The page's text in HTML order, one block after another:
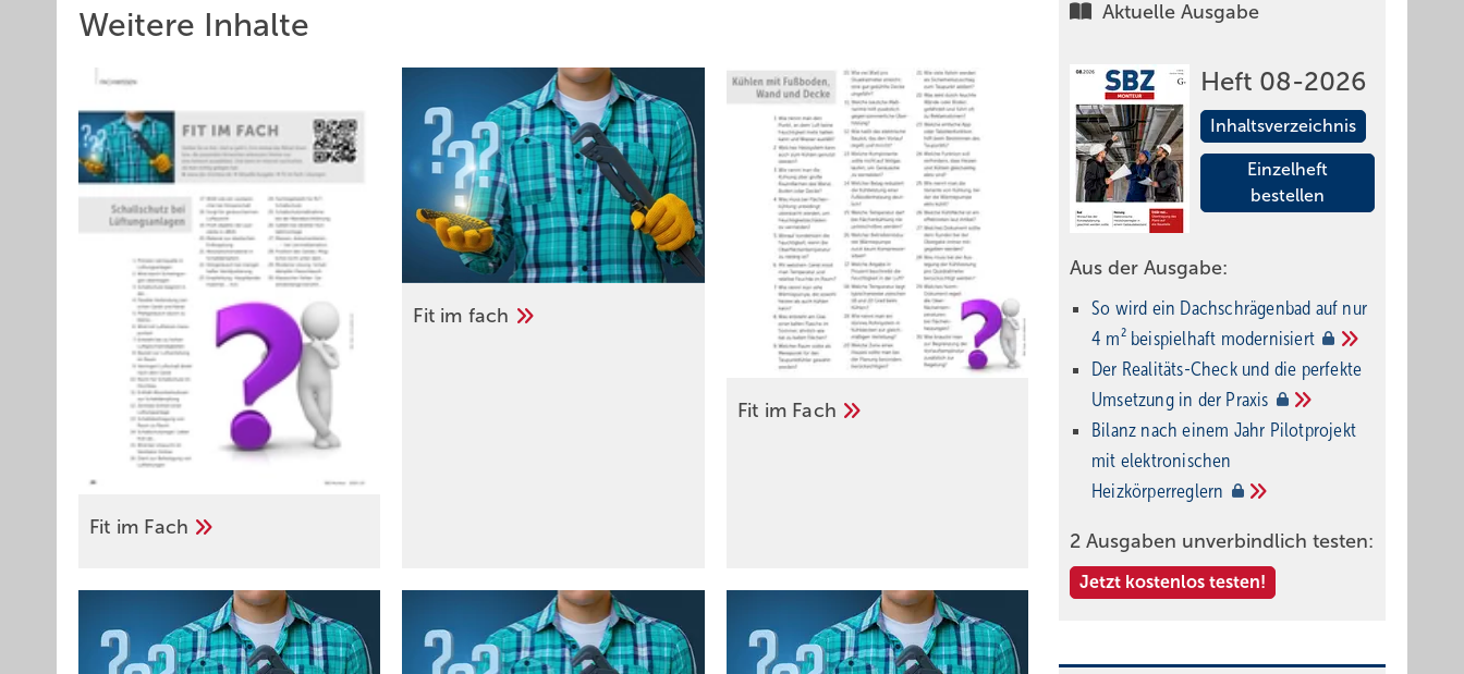
Weitere Inhalte
Fit im Fach
Fit im fach
Fit im Fach
Aktuelle Ausgabe
Heft 08-2026
Inhaltsverzeichnis
Einzelheft
bestellen
Aus der Ausgabe:
So wird ein Dach­schrägenbad auf nur
4 m² beispielhaft modernisiert
Der Realitäts-Check und die perfekte
Umsetzung in der Praxis
Bilanz nach einem Jahr Pilotprojekt
mit elektronischen
Heizkörperreglern
2 Ausgaben unverbindlich testen:
Jetzt kostenlos testen!